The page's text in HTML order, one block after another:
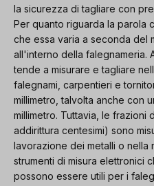
la sicurezza di tagliare con
Per quanto riguarda la parola
che essa varia a seconda del
all'interno della falegnameria.
tende a misurare e tagliare
falegnami, carpentieri e
millimetro, talvolta anche con
millimetro. Tuttavia, le frazioni
addirittura centesimi) sono
lavorazione dei metalli o nella
strumenti di misura elettronici
possono essere utili per i